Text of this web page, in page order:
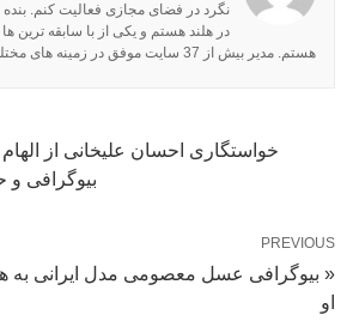
نگرد در فضای مجازی فعالیت کنم. بنده
در هلند هستم و یکی از با سابقه ترین
هستم. مدیر بیش از 37 سایت موفق در زمینه های مختلف نیز می باشم.
خواستگاری احسان علیخانی از
بیوگرافی
PREVIOUS
« بیوگرافی عسل معصومی مدل ایرانی به
او